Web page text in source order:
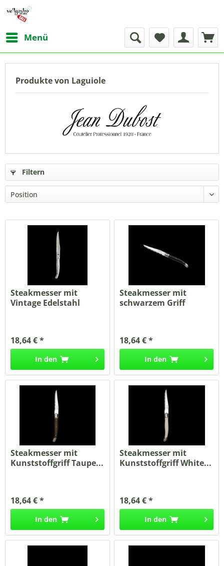
Menü
Produkte von Laguiole
Filtern
Steakmesser mit
Vintage Edelstahl
18,64 € *
In den
Steakmesser mit
schwarzem Griff
18,64 € *
In den
Steakmesser mit
Kunststoffgriff Taupe...
18,64 € *
In den
Steakmesser mit
Kunststoffgriff White...
18,64 € *
In den